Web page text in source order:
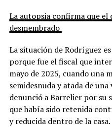
La autopsia confirma que el
desmembrado
La situación de Rodríguez
porque fue el fiscal que
mayo de 2025, cuando una
semidesnuda y atada de
denunció a Barrelier por su
que había sido retenida
y reducida dentro de la casa.